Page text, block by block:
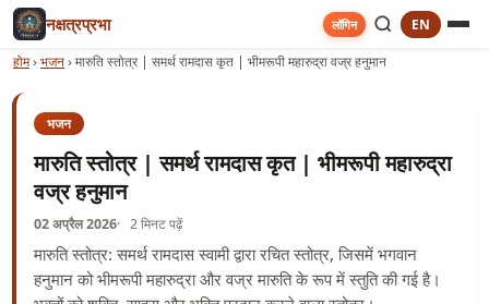
नक्षत्रप्रभा लॉगिन EN
होम›भजन›मारुति स्तोत्र | समर्थ रामदास कृत | भीमरूपी महारुद्रा वज्र हनुमान
भजन
मारुति स्तोत्र | समर्थ रामदास कृत | भीमरूपी महारुद्रा
वज्र हनुमान
02 अप्रैल 2026 2 मिनट पढ़ें
मारुति स्तोत्र: समर्थ रामदास स्वामी द्वारा रचित स्तोत्र, जिसमें भगवान
हनुमान को भीमरूपी महारुद्रा और वज्र मारुति के रूप में स्तुति की गई है।